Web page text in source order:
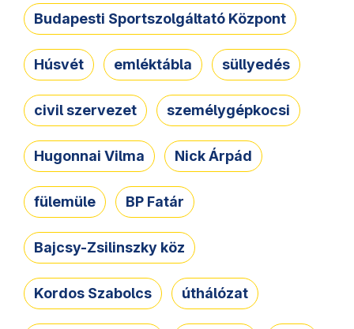
Budapesti Sportszolgáltató Központ
Húsvét emléktábla süllyedés
civil szervezet személygépkocsi
Hugonnai Vilma Nick Árpád
fülemüle BP Fatár
Bajcsy-Zsilinszky köz
Kordos Szabolcs úthálózat